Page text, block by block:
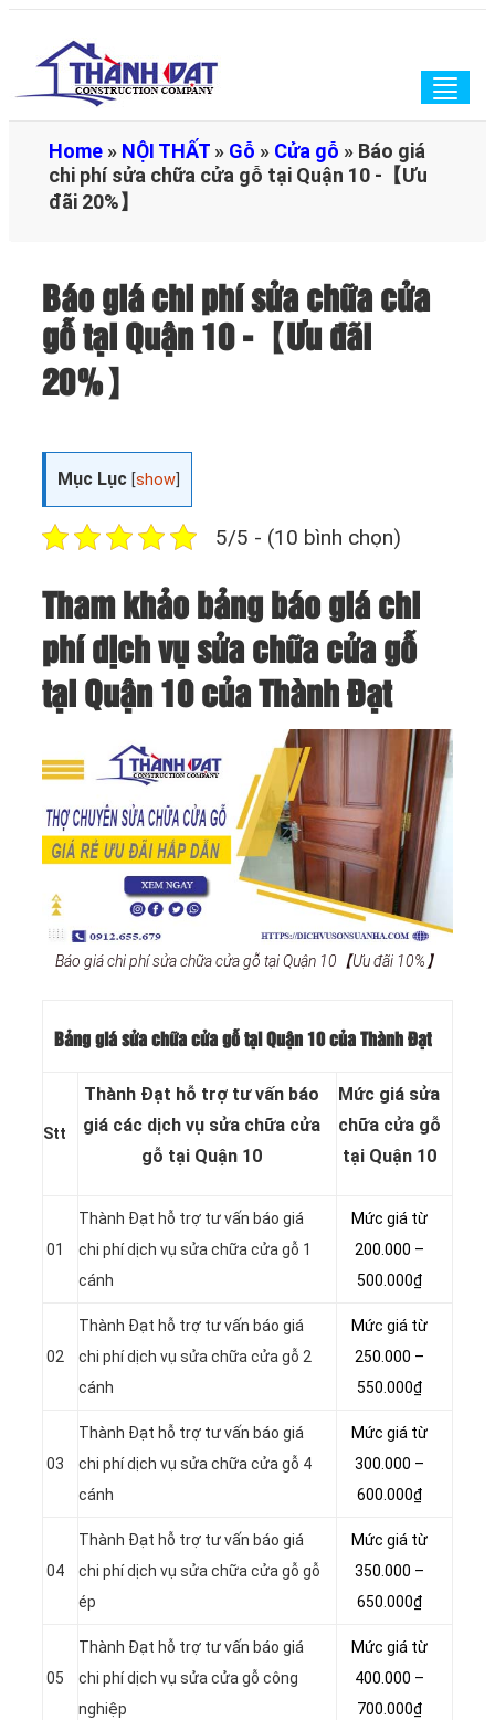
Home » NỘI THẤT » Gỗ » Cửa gỗ » Báo giá
chi phí sửa chữa cửa gỗ tại Quận 10 -【Ưu
đãi 20%】
Báo giá chi phí sửa chữa cửa
gỗ tại Quận 10 -【Ưu đãi
20%】
Mục Lục [show
5/5 - (10 bình chọn)
Tham khảo bảng báo giá chi
phí dịch vụ sửa chữa cửa gỗ
tại Quận 10 của Thành Đạt
Báo giá chi phí sửa chữa cửa gỗ tại Quận 10【Ưu đãi 10%】
Bảng giá sửa chữa cửa gỗ tại Quận 10 của Thành Đạt
Stt
Thành Đạt hỗ trợ tư vấn báo
giá các dịch vụ sửa chữa cửa
gỗ tại Quận 10
Mức giá sửa
chữa cửa gỗ
tại Quận 10
01
Thành Đạt hỗ trợ tư vấn báo giá
chi phí dịch vụ sửa chữa cửa gỗ 1
cánh
Mức giá từ
200.000 –
500.000₫
02
Thành Đạt hỗ trợ tư vấn báo giá
chi phí dịch vụ sửa chữa cửa gỗ 2
cánh
Mức giá từ
250.000 –
550.000₫
03
Thành Đạt hỗ trợ tư vấn báo giá
chi phí dịch vụ sửa chữa cửa gỗ 4
cánh
Mức giá từ
300.000 –
600.000₫
04
Thành Đạt hỗ trợ tư vấn báo giá
chi phí dịch vụ sửa chữa cửa gỗ gỗ
ép
Mức giá từ
350.000 –
650.000₫
05
Thành Đạt hỗ trợ tư vấn báo giá
chi phí dịch vụ sửa cửa gỗ công
nghiệp
Mức giá từ
400.000 –
700.000₫